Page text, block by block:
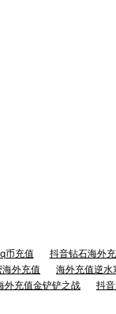
q币充值
抖音钻石海外
外充值
海外充值逆水
外充值金铲铲之战
抖